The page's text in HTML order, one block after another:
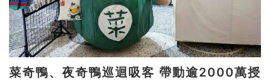
菜奇鴨、夜奇鴨巡迴吸客 帶動逾2000萬授